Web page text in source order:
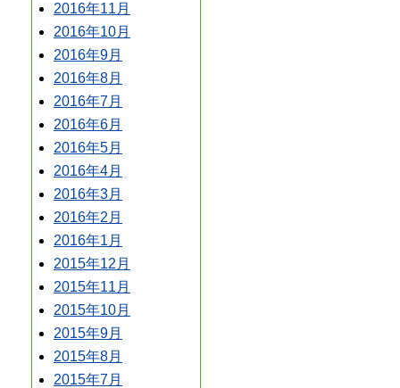
2016年11月
2016年10月
2016年9月
2016年8月
2016年7月
2016年6月
2016年5月
2016年4月
2016年3月
2016年2月
2016年1月
2015年12月
2015年11月
2015年10月
2015年9月
2015年8月
2015年7月